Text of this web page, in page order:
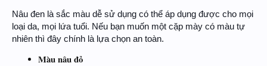
Nâu đen là sắc màu dễ sử dụng có thể áp dụng được cho mọi
loại da, mọi lứa tuổi. Nếu bạn muốn một cặp mày có màu tự
nhiên thì đây chính là lựa chọn an toàn.
Màu nâu đỏ